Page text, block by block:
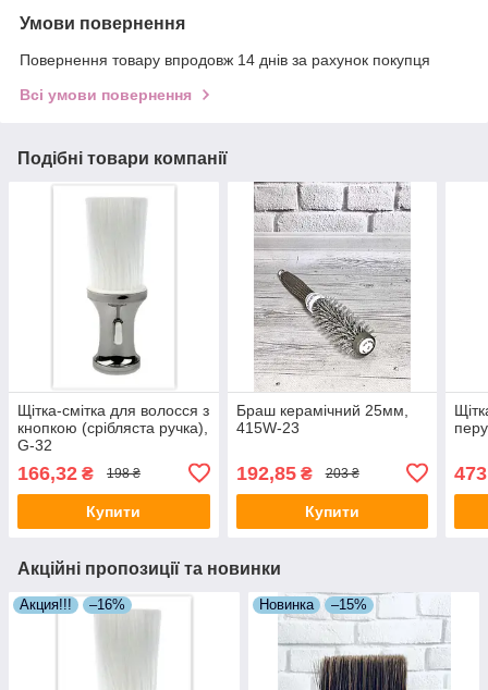
Умови повернення
Повернення товару впродовж 14 днів за рахунок покупця
Всі умови повернення
Подібні товари компанії
Щітка-смітка для волосся з
кнопкою (срібляста ручка),
G-32
166,32 ₴ 198 ₴
Купити
Браш керамічний 25мм,
415W-23
192,85₴ 203 ₴
Купити
Акційні пропозиції та новинки
Акция!!! –16% Новинка –15%